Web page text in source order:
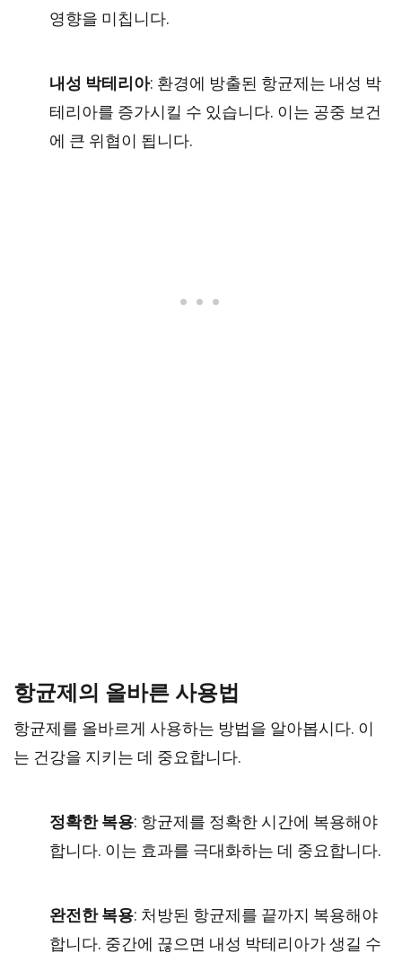
영향을 미칩니다.
내성 박테리아: 환경에 방출된 항균제는 내성 박
테리아를 증가시킬 수 있습니다. 이는 공중 보건
에 큰 위협이 됩니다.
항균제의 올바른 사용법
항균제를 올바르게 사용하는 방법을 알아봅시다. 이
는 건강을 지키는 데 중요합니다.
정확한 복용: 항균제를 정확한 시간에 복용해야
합니다. 이는 효과를 극대화하는 데 중요합니다.
완전한 복용: 처방된 항균제를 끝까지 복용해야
합니다. 중간에 끊으면 내성 박테리아가 생길 수